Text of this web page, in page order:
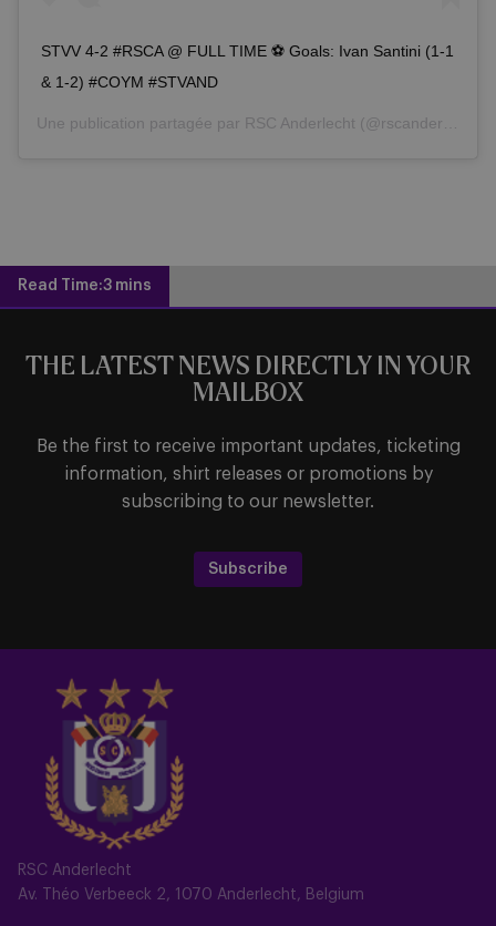
STVV 4-2 #RSCA @ FULL TIME ⚽️ Goals: Ivan Santini (1-1
& 1-2) #COYM #STVAND
Une publication partagée par RSC Anderlecht (@rscanderlecht) le
Read Time:3 mins
RSC Anderlecht
Av. Théo Verbeeck 2, 1070 Anderlecht, Belgium
THE LATEST NEWS DIRECTLY IN YOUR
MAILBOX
Be the first to receive important updates, ticketing
information, shirt releases or promotions by
subscribing to our newsletter.
Subscribe